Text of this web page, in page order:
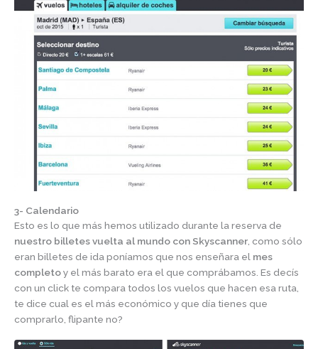
3- Calendario
Esto es lo que más hemos utilizado durante la reserva de
nuestro billetes vuelta al mundo con Skyscanner , como sólo
eran billetes de ida poníamos que nos enseñara el mes
completoy el más barato era el que comprábamos. Es decís
con un click te compara todos los vuelos que hacen esa ruta,
te dice cual es el más económico y que día tienes que
comprarlo, flipante no?